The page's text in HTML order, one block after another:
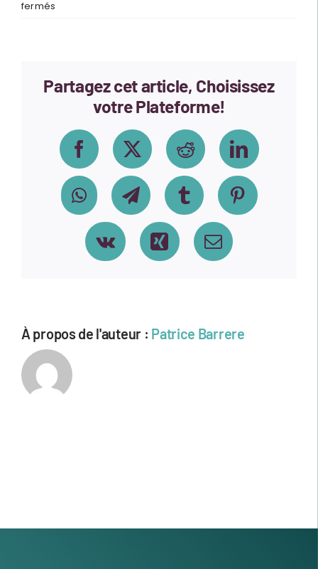
fermés
18-
101513-
Partagez cet article, Choisissez
votre Plateforme!
FacebookX Reddit LinkedIn
WhatsAppTelegramTumblr Pinterest
Vk Xing Email
À propos de l'auteur : Patrice Barrere